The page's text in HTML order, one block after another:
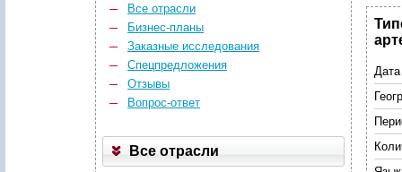
Все отрасли
Бизнес-планы
Заказные исследования
Спецпредложения
Отзывы
Вопрос-ответ
Все отрасли